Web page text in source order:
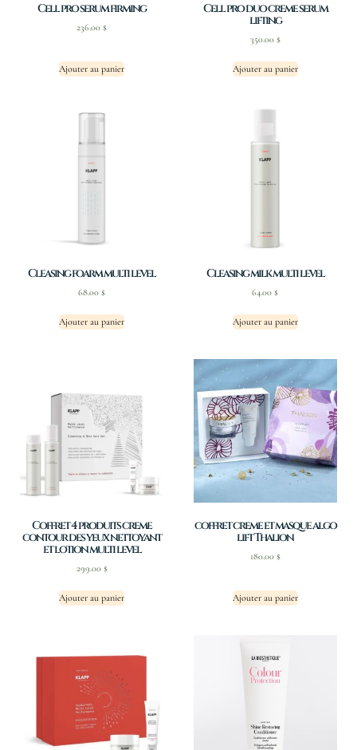
Cell pro serum firming
236.00$
Ajouter au panier
Cell pro duo creme serum
lifting
350.00 $
Ajouter au panier
Cleasing foarm multi level
68.00$
Ajouter au panier
Cleasing milk multi level
64.00$
Ajouter au panier
Coffret 4 produits creme
contour des yeux nettoyant
et lotion multi level
299.00 $
Ajouter au panier
coffret creme et masque algo
lift Thalion
180.00 $
Ajouter au panier